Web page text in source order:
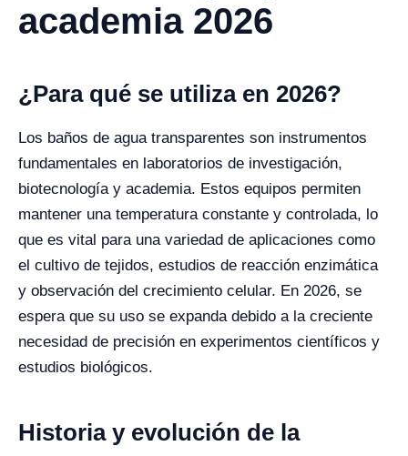
academia 2026
¿Para qué se utiliza en 2026?
Los baños de agua transparentes son instrumentos
fundamentales en laboratorios de investigación,
biotecnología y academia. Estos equipos permiten
mantener una temperatura constante y controlada, lo
que es vital para una variedad de aplicaciones como
el cultivo de tejidos, estudios de reacción enzimática
y observación del crecimiento celular. En 2026, se
espera que su uso se expanda debido a la creciente
necesidad de precisión en experimentos científicos y
estudios biológicos.
Historia y evolución de la